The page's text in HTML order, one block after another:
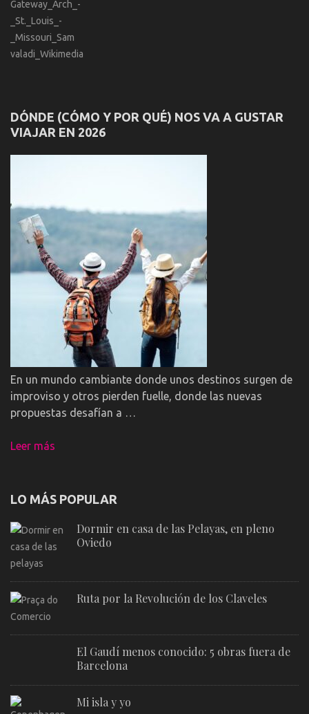
DÓNDE (CÓMO Y POR QUÉ) NOS VA A GUSTAR
VIAJAR EN 2026
En un mundo cambiante donde unos destinos surgen de
improviso y otros pierden fuelle, donde las nuevas
propuestas desafían a …
Leer más
LO MÁS POPULAR
Dormir en casa de las Pelayas, en pleno
Oviedo
Ruta por la Revolución de los Claveles
El Gaudí menos conocido: 5 obras fuera de
Barcelona
Mi isla y yo